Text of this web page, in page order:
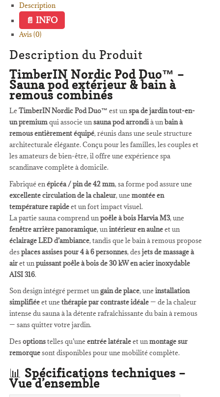
Description
INFO
Avis (0)
Description du Produit
TimberIN Nordic Pod Duo™ –
Sauna pod extérieur & bain à
remous combinés
LeTimberIN Nordic Pod Duo™ est unspa de jardin tout-en-
un premiumqui associe unsauna pod arrondià unbain à
remous entièrement équipé, réunis dans une seule structure
architecturale élégante. Conçu pour les familles, les couples et
les amateurs de bien-être, il offre une expérience spa
scandinave complète à domicile.
Fabriqué enépicéa / pin de 42 mm, sa forme pod assure une
excellente circulation de la chaleur, unemontée en
température rapideet un fort impact visuel.
La partie sauna comprend unpoêle à bois Harvia M3, une
fenêtre arrière panoramique, unintérieur en aulneet un
éclairage LED d’ambiance, tandis que le bain à remous propose
desplaces assises pour 4 à 6 personnes, desjets de massage à
airet unpuissant poêle à bois de 30 kW en acier inoxydable
AISI 316.
Son design intégré permet ungain de place, uneinstallation
simplifiéeet unethérapie par contraste idéale— de la chaleur
intense du sauna à la détente rafraîchissante du bain à remous
— sans quitter votre jardin.
Desoptionstelles qu’uneentrée latéraleet unmontage sur
remorquesont disponibles pour une mobilité complète.
📊 Spécifications techniques –
Vue d’ensemble